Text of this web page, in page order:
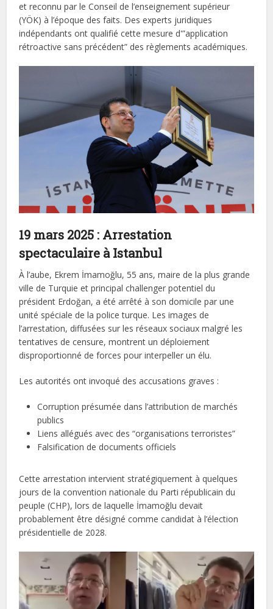
et reconnu par le Conseil de l’enseignement supérieur
(YÖK) à l’époque des faits. Des experts juridiques
indépendants ont qualifié cette mesure d'”application
rétroactive sans précédent” des règlements académiques.
19 mars 2025 : Arrestation
spectaculaire à Istanbul
À l’aube, Ekrem İmamoğlu, 55 ans, maire de la plus grande
ville de Turquie et principal challenger potentiel du
président Erdoğan, a été arrêté à son domicile par une
unité spéciale de la police turque. Les images de
l’arrestation, diffusées sur les réseaux sociaux malgré les
tentatives de censure, montrent un déploiement
disproportionné de forces pour interpeller un élu.
Les autorités ont invoqué des accusations graves :
Corruption présumée dans l’attribution de marchés
publics
Liens allégués avec des “organisations terroristes”
Falsification de documents officiels
Cette arrestation intervient stratégiquement à quelques
jours de la convention nationale du Parti républicain du
peuple (CHP), lors de laquelle İmamoğlu devait
probablement être désigné comme candidat à l’élection
présidentielle de 2028.